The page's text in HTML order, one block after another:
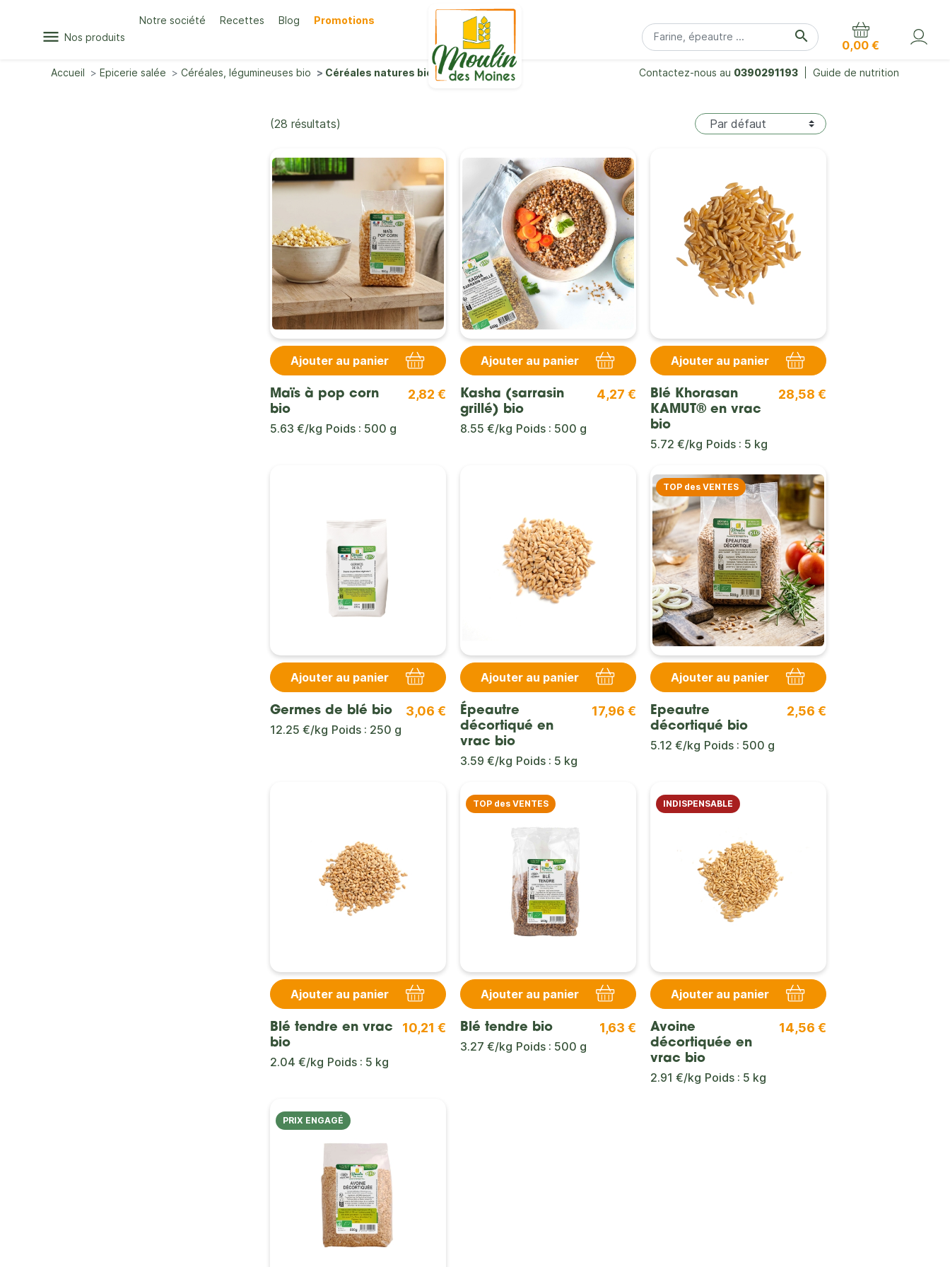
menu Nos produits
Notre société Recettes Blog Promotions
search
0,00 €
Accueil Epicerie salée Céréales, légumineuses bio Céréales natures bio Contactez-nous au 0390291193 Guide de nutrition
(28 résultats)
Ajouter au panier
Maïs à pop corn
bio
2,82 €
5.63 €/kg Poids : 500 g
Ajouter au panier
Kasha (sarrasin
grillé) bio
4,27 €
8.55 €/kg Poids : 500 g
Ajouter au panier
Blé Khorasan
KAMUT® en vrac
bio
28,58 €
5.72 €/kg Poids : 5 kg
Ajouter au panier
Germes de blé bio 3,06 €
12.25 €/kg Poids : 250 g
Ajouter au panier
Épeautre
décortiqué en
vrac bio
17,96 €
3.59 €/kg Poids : 5 kg
TOP des VENTES
Ajouter au panier
Epeautre
décortiqué bio
2,56 €
5.12 €/kg Poids : 500 g
Ajouter au panier
Blé tendre en vrac
bio
10,21 €
2.04 €/kg Poids : 5 kg
TOP des VENTES
Ajouter au panier
Blé tendre bio 1,63 €
3.27 €/kg Poids : 500 g
INDISPENSABLE
Ajouter au panier
Avoine
décortiquée en
vrac bio
14,56 €
2.91 €/kg Poids : 5 kg
PRIX ENGAGÉ